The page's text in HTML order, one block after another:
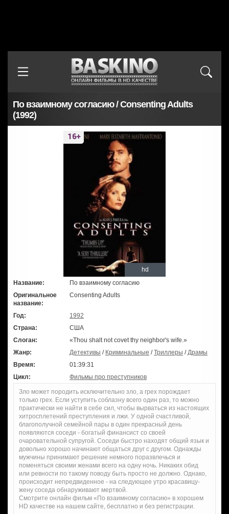
По взаимному согласию / Consenting Adults
(1992)
hd
Название:
По взаимному согласию
Оригинальное
название:
Consenting Adults
Год:
1992
Страна:
США
Слоган:
«Thou shalt not covet thy neighbor's wife.»
Жанр:
Детективы / Криминальные /Триллеры /Драмы
Время:
01:39:31
Цикл:
Фильмы про преступников
Зло может породить исключительно зло, а грех порождает
только грех. Если уступить соблазну всего один раз, то можно
практически не найти в себе сил, чтобы вырваться из настоящих
хитросплетений преступления и лжи. У одной счастливой,
благополучной семейной пары в один прекрасный день
появляются соседи - богатый финансист со своей
очаровательной супругой. Соседи быстро находят общий язык и
довольно хорошо начинают общаться друг с другом. Однажды
мужчины принимают решение немного поразвлечься и
поменяться своими женами всего на одну ночь. Никаких обид
или ревности по такому поводу быть просто не должно. Однако,
происходит непредвиденное - на следующее утро красавицу-
жену соседа обнаруживают мертвой.
Смотрите онлайн фильм «По взаимному согласию» в хорошем
HD качестве на нашем сайте, бесплатно и без регистрации.